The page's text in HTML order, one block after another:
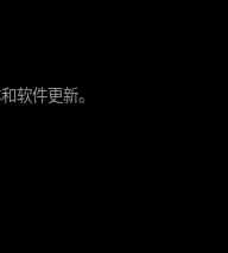
软件更新。